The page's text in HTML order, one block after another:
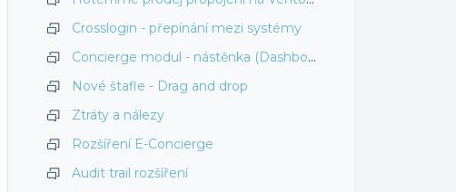
Crosslogin - přepínání mezi systémy
Concierge modul - nástěnka (Dashboard)
Nové štafle - Drag and drop
Ztráty a nálezy
Rozšíření E-Concierge
Audit trail rozšíření